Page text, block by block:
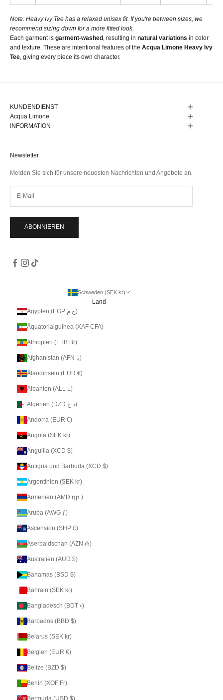
Note: Heavy Ivy Tee has a relaxed unisex fit. If you're between sizes, we
recommend sizing down for a more fitted look.
Each garment is garment-washed , resulting in natural variations in color
and texture. These are intentional features of the Acqua Limone Heavy Ivy
Tee, giving every piece its own character.
KUNDENDIENST
Acqua Limone
INFORMATION
Newsletter
Melden Sie sich für unsere neuesten Nachrichten und Angebote an.
ABONNIEREN
Schweden (SEK kr)
Land
Ägypten (EGP ج.م)
Äquatorialguinea (XAF CFA)
Äthiopien (ETB Br)
Afghanistan (AFN ؋)
Ålandinseln (EUR €)
Albanien (ALL L)
Algerien (DZD د.ج)
Andorra (EUR €)
Angola (SEK kr)
Anguilla (XCD $)
Antigua und Barbuda (XCD $)
Argentinien (SEK kr)
Armenien (AMD դր.)
Aruba (AWG ƒ)
Ascension (SHP £)
Aserbaidschan (AZN ₼)
Australien (AUD $)
Bahamas (BSD $)
Bahrain (SEK kr)
Bangladesch (BDT ৳)
Barbados (BBD $)
Belarus (SEK kr)
Belgien (EUR €)
Belize (BZD $)
Benin (XOF Fr)
Bermuda (USD $)